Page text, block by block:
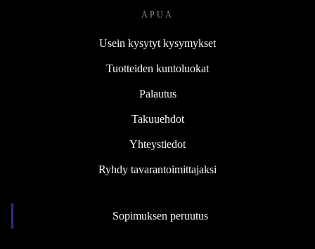
APUA
Usein kysytyt kysymykset
Tuotteiden kuntoluokat
Palautus
Takuuehdot
Yhteystiedot
Ryhdy tavarantoimittajaksi
Sopimuksen peruutus